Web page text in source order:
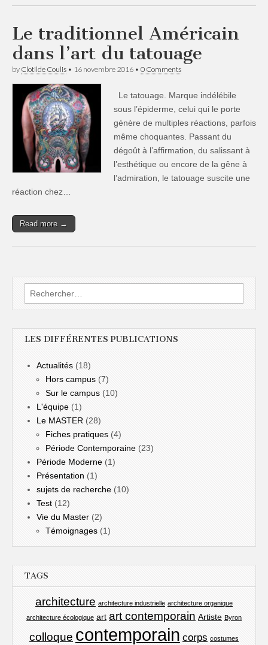
Le traditionnel Américain
dans l’art du tatouage
by Clotilde Coulis • 16 novembre 2016 • 0 Comments
Le tatouage. Marque indélébile
sous l’épiderme, celui qui le porte
génère de multiples réactions, parfois
même choquantes. Passant du
dégoût à l’affirmation, du salissant à
l’esthétique ou encore de la gêne à
l’admiration, le tatouage suscite une
réaction chez…
Read more →
Rechercher :
LES DIFFÉRENTES PUBLICATIONS
Actualités (18)
Hors campus (7)
Sur le campus (10)
L'équipe (1)
Le MASTER (28)
Fiches pratiques (4)
Période Contemporaine (23)
Période Moderne (1)
Présentation (1)
sujets de recherche (10)
Test (12)
Vie du Master (2)
Témoignages (1)
TAGS
architecture architecture industrielle architecture organique
architecture écologique art art contemporain Artiste Byron
colloque contemporain corps costumes